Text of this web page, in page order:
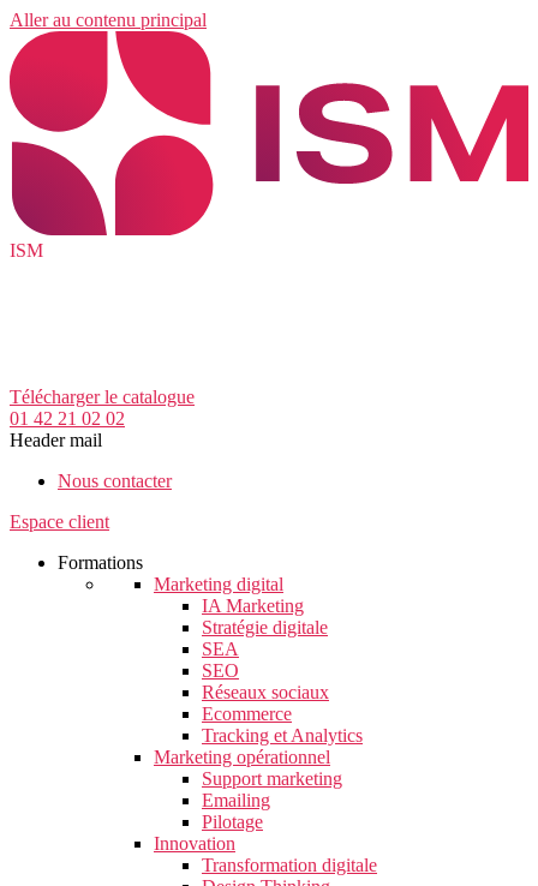
Aller au contenu principal
ISM
Télécharger le catalogue
01 42 21 02 02
Header mail
Nous contacter
Espace client
Formations
Marketing digital
IA Marketing
Stratégie digitale
SEA
SEO
Réseaux sociaux
Ecommerce
Tracking et Analytics
Marketing opérationnel
Support marketing
Emailing
Pilotage
Innovation
Transformation digitale